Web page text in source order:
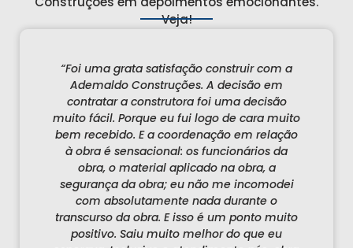
Veja!
“Foi uma grata satisfação construir com a
Ademaldo Construções. A decisão em
contratar a construtora foi uma decisão
muito fácil. Porque eu fui logo de cara muito
bem recebido. E a coordenação em relação
à obra é sensacional: os funcionários da
obra, o material aplicado na obra, a
segurança da obra; eu não me incomodei
com absolutamente nada durante o
transcurso da obra. E isso é um ponto muito
positivo. Saiu muito melhor do que eu